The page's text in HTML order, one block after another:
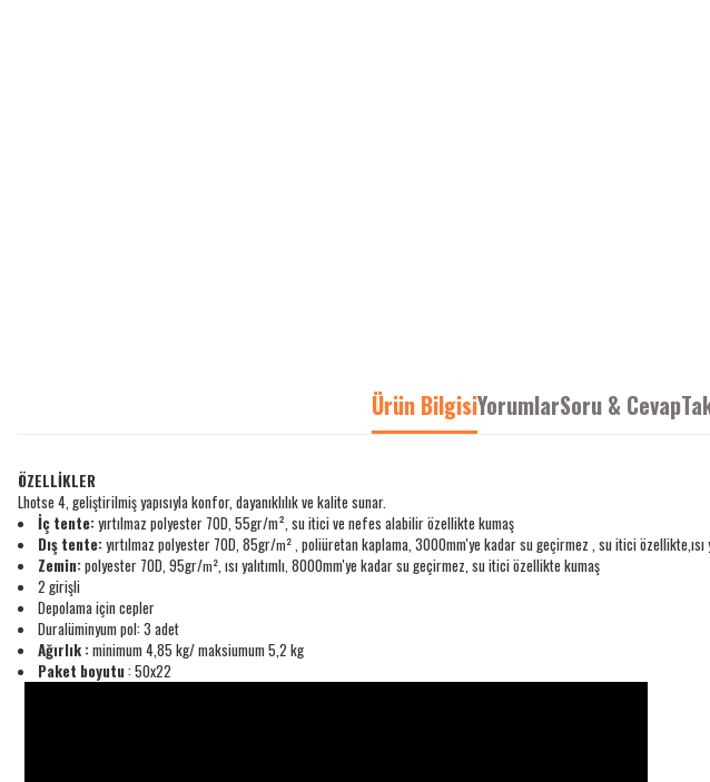
Ürün BilgisiYorumlarSoru & Cevap
ÖZELLİKLER
Lhotse 4, geliştirilmiş yapısıyla konfor, dayanıklılık ve kalite sunar.
İç tente:yırtılmaz polyester 70D , 55gr/m², su itici ve nefes alabilir özellikte kumaş
Dış tente:yırtılmaz polyester 70D, 85gr/m² , poliüretan kaplama, 3000mm'ye kadar su geçirmez , su itici özellikte,ısı
Zemin:polyester 70D, 95gr/m² , ısı yalıtımlı 8000mm'ye kadar su geçirmez, su itici özellikte kumaş
2 girişli
Depolama için cepler
Duralüminyum pol:3 adet
Ağırlık :minimum 4,85 kg/ maksiumum 5,2 kg
Paket boyutu: 50x22